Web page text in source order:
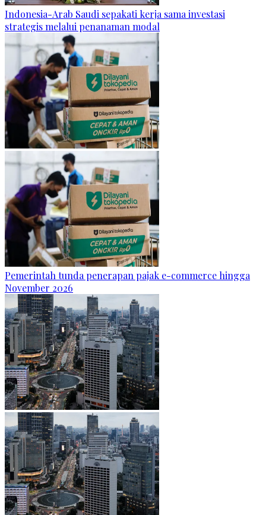
Indonesia-Arab Saudi sepakati kerja sama investasi
strategis melalui penanaman modal
Pemerintah tunda penerapan pajak e-commerce hingga
November 2026